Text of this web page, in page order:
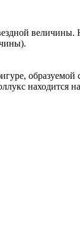
величины.
образуемой
находится